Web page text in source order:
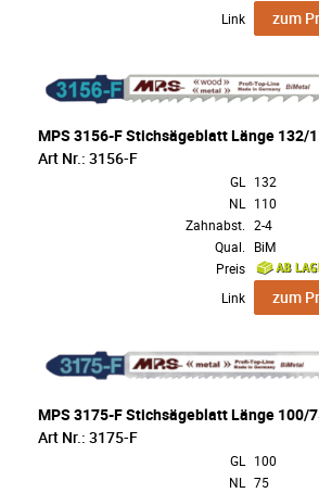
Link
zum
MPS 3156-F Stichsägeblatt Länge 132/
Art Nr.: 3156-F
GL 132
NL 110
Zahnabst. 2-4
Qual.
BiM
Preis
Link
zum
MPS 3175-F Stichsägeblatt Länge 100/
Art Nr.: 3175-F
GL 100
NL 75